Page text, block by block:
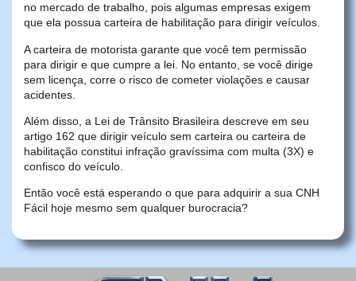
no mercado de trabalho, pois algumas empresas exigem
que ela possua carteira de habilitação para dirigir veículos.
A carteira de motorista garante que você tem permissão
para dirigir e que cumpre a lei. No entanto, se você dirige
sem licença, corre o risco de cometer violações e causar
acidentes.
Além disso, a Lei de Trânsito Brasileira descreve em seu
artigo 162 que dirigir veículo sem carteira ou carteira de
habilitação constitui infração gravíssima com multa (3X) e
confisco do veículo.
Então você está esperando o que para adquirir a sua CNH
Fácil hoje mesmo sem qualquer burocracia?